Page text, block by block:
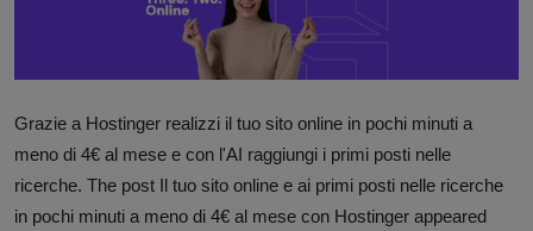
Grazie a Hostinger realizzi il tuo sito online in pochi minuti a
meno di 4€ al mese e con l'AI raggiungi i primi posti nelle
ricerche. The post Il tuo sito online e ai primi posti nelle ricerche
in pochi minuti a meno di 4€ al mese con Hostinger appeared